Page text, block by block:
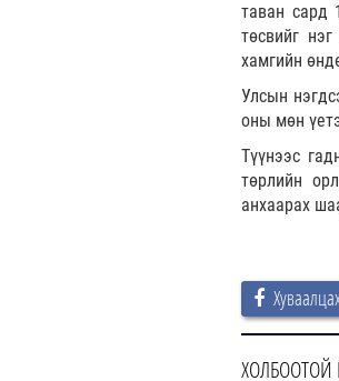
таван сард
төсвийг
хамгийн
Улсын
оны мөн
Түүнээс
төрлийн
анхаарах